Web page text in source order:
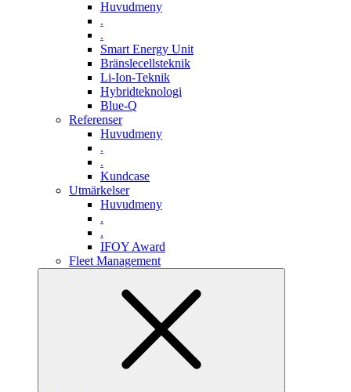
Huvudmeny
.
.
Smart Energy Unit
Bränslecellsteknik
Li-Ion-Teknik
Hybridteknologi
Blue-Q
Referenser
Huvudmeny
.
.
Kundcase
Utmärkelser
Huvudmeny
.
.
IFOY Award
Fleet Management